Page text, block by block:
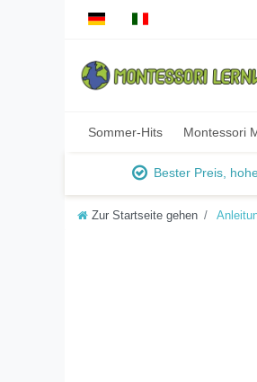
Sommer-Hits Montessori
Bester Preis,
Zur Startseite gehen